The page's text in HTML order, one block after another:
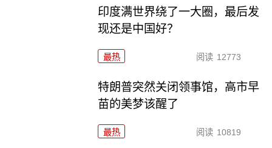
印度满世界绕了一大圈，最后发
现还是中国好？
最热 阅读 12773
特朗普突然关闭领事馆，高市早
苗的美梦该醒了
最热 阅读 10819